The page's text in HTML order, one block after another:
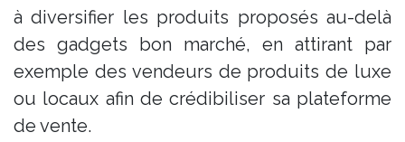
à diversifier les produits proposés au-delà
des gadgets bon marché, en attirant par
exemple des vendeurs de produits de luxe
ou locaux afin de crédibiliser sa plateforme
de vente.